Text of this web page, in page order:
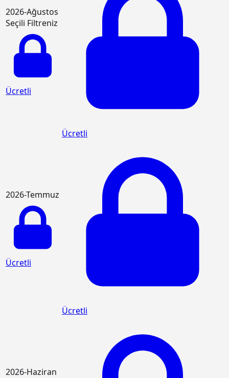
2026-Ağustos
Seçili Filtreniz
Ücretli
Ücretli
2026-Temmuz
Ücretli
Ücretli
2026-Haziran